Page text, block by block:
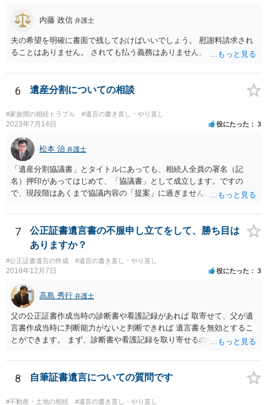
がありえますが、その予防方法は、遺言者と面談してみないと判断が
難しいです。
内藤 政信 弁護士
夫の希望を明確に書面で残しておけばいいでしょう。 慰謝料請求され
ることはありません。 されても払う義務はありません。
6 遺産分割についての相談
#家族間の相続トラブル #遺言の書き直し・やり直し
2023年7月14日 役にたった 3
松本 治 弁護士
「遺産分割協議書」とタイトルにあっても、相続人全員の署名（記
名）押印があってはじめて、「協議書」として成立します。ですの
で、現段階はあくまで協議内容の「提案」に過ぎません。 納得がいか
成立となります。その場合、成立させたい相続人が、家庭裁判所に遺
産分割調停を申し立てなければなりません。 なお、弁護士の送付状
は、通常、相続人全員分の（本件であれば４通の）「遺産分割協議
書」を作成するところ、１通だけの作成にとどめる理由が書かれてい
るものです。
7
公正証書遺言書の不服申し立てをして、勝ち目は
ありますか？
#公正証書遺言の作成 #遺言の書き直し・やり直し
2018年12月7日 役にたった 3
高島 秀行 弁護士
父の公正証書作成当時の診断書や看護記録があれば 取寄せて、父が遺
言書作成当時に判断能力がないと判断できれば 遺言書を無効とするこ
とができます。 まず、診断書や看護記録を取り寄せるのが重要となり
いと思います。
8 自筆証書遺言についての質問です
#不動産・土地の相続 #遺言の書き直し・やり直し